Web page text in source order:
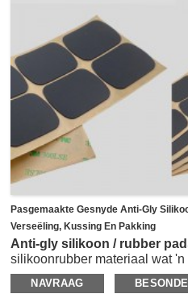
Pasgemaakte Gesnyde Anti-Gly
Verseëling, Kussing En Pakking
Anti-gly silikoon / rubber
silikoonrubber materiaal wat
is wat baie eienskappe bied
slytasieweerstand,
NAVRAAG